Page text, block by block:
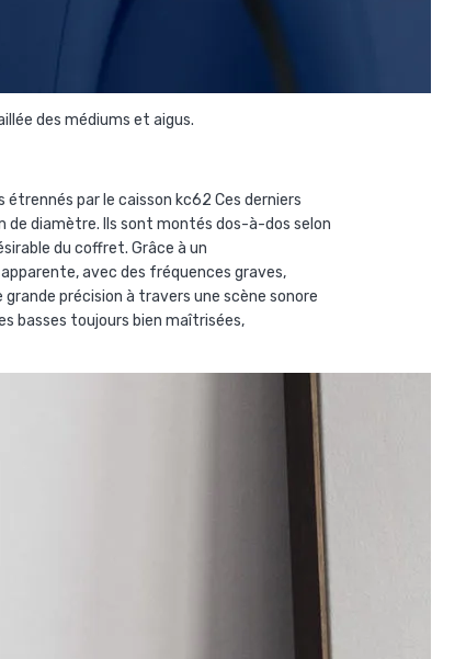
des médiums et aigus.
par le caisson kc62 Ces derniers
diamètre. Ils sont montés dos-à-dos selon
du coffret. Grâce à un
avec des fréquences graves,
précision à travers une scène sonore
basses toujours bien maîtrisées,